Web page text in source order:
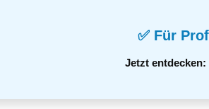
✅ Für
Jetzt